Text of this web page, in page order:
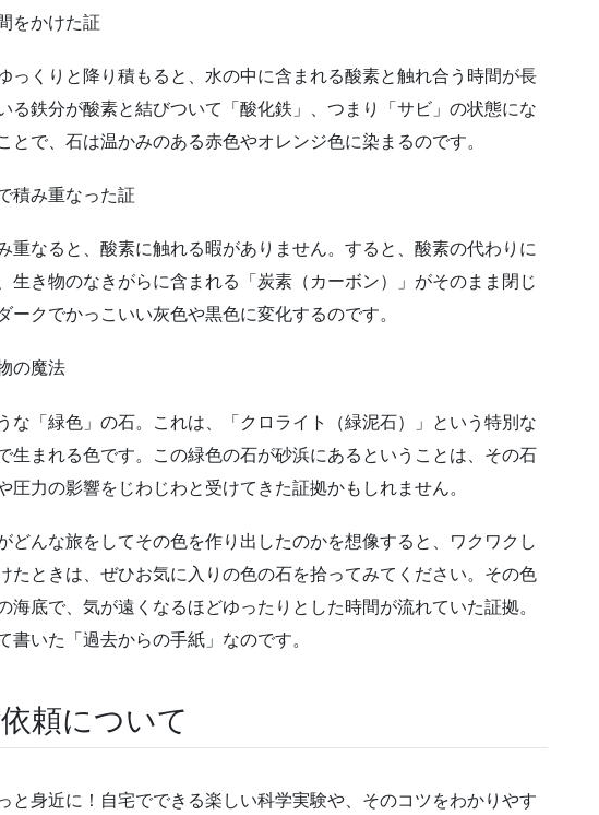
をかけた証
っくりと降り積もると、水の中に含まれる酸素と触れ合う時間が長
る鉄分が酸素と結びついて「酸化鉄」、つまり「サビ」の状態にな
とで、石は温かみのある赤色やオレンジ色に染まるのです。
積み重なった証
重なると、酸素に触れる暇がありません。すると、酸素の代わりに
生き物のなきがらに含まれる「炭素（カーボン）」がそのまま閉じ
ークでかっこいい灰色や黒色に変化するのです。
の魔法
な「緑色」の石。これは、「クロライト（緑泥石）」という特別な
生まれる色です。この緑色の石が砂浜にあるということは、その石
圧力の影響をじわじわと受けてきた証拠かもしれません。
どんな旅をしてその色を作り出したのかを想像すると、ワクワクし
たときは、ぜひお気に入りの色の石を拾ってみてください。その色
海底で、気が遠くなるほどゆったりとした時間が流れていた証拠。
いた「過去からの手紙」なのです。
頼について
と身近に！自宅でできる楽しい科学実験や、そのコツをわかりやす